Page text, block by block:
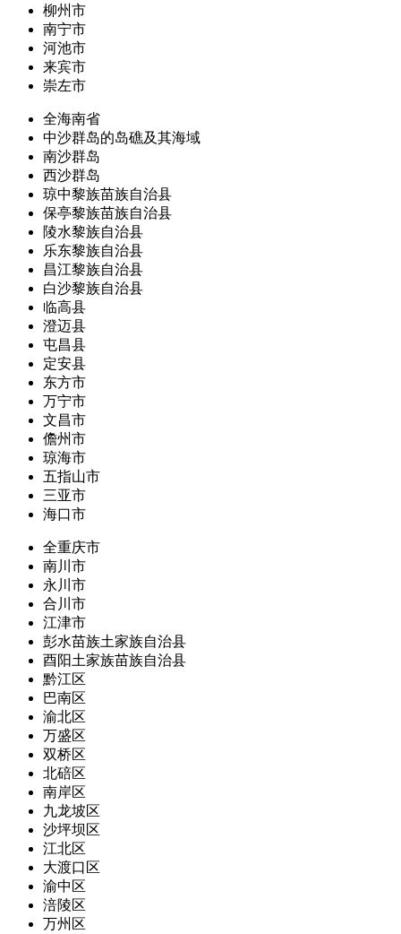
柳州市
南宁市
河池市
来宾市
崇左市
全海南省
中沙群岛的岛礁及其海域
南沙群岛
西沙群岛
琼中黎族苗族自治县
保亭黎族苗族自治县
陵水黎族自治县
乐东黎族自治县
昌江黎族自治县
白沙黎族自治县
临高县
澄迈县
屯昌县
定安县
东方市
万宁市
文昌市
儋州市
琼海市
五指山市
三亚市
海口市
全重庆市
南川市
永川市
合川市
江津市
彭水苗族土家族自治县
酉阳土家族苗族自治县
黔江区
巴南区
渝北区
万盛区
双桥区
北碚区
南岸区
九龙坡区
沙坪坝区
江北区
大渡口区
渝中区
涪陵区
万州区